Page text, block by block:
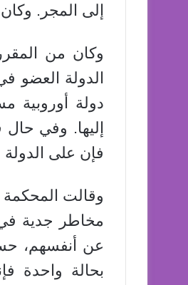
إلى المجر. وكان هذا
وكان من
الدولة العضو
دولة أوروبية
إليها. وفي
فإن على الدولة
وقالت
مخاطر جدية في
عن أنفسهم،
بحالة واحدة